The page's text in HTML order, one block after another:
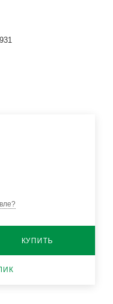
КУПИТЬ